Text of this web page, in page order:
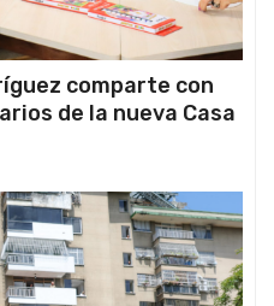
comparte con
de la nueva Casa
en Caracas